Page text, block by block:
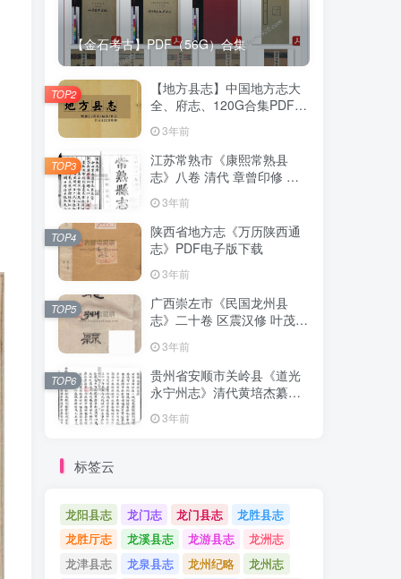
【金石考古】PDF（56G）合集
【地方县志】中国地方志大
全、府志、120G合集PDF高
清下载
3年前
TOP2
江苏常熟市《康熙常熟县
志》八卷 清代 章曾印修 曾
倬纂PDF影印本高清电子版
下载3年前
TOP3
陕西省地方志《万历陕西通
志》PDF电子版下载
3年前
TOP4
广西崇左市《民国龙州县
志》二十卷 区震汉修 叶茂基
载3年前
TOP5
贵州省安顺市关岭县《道光
永宁州志》清代黄培杰纂修
3年前
TOP6
标签云
龙阳县志 龙门志 龙门县志
龙胜县志
龙胜厅志
龙溪县志 龙游县志
龙洲志
龙津县志
龙泉县志 龙州纪略
龙州志